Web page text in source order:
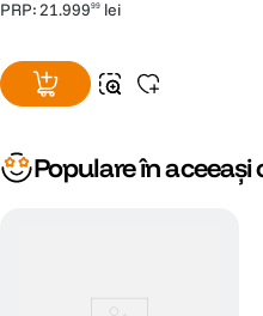
PRP:21.99999 lei
Populare în aceeași